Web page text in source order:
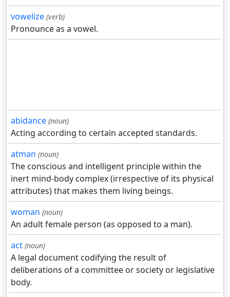
vowelize (verb)
Pronounce as a vowel.
abidance (noun)
Acting according to certain accepted standards.
atman (noun)
The conscious and intelligent principle within the
inert mind-body complex (irrespective of its physical
attributes) that makes them living beings.
woman (noun)
An adult female person (as opposed to a man).
act (noun)
A legal document codifying the result of
deliberations of a committee or society or legislative
body.